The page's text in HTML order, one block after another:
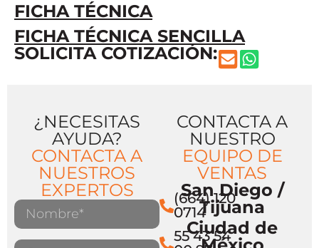
FICHA TÉCNICA
FICHA TÉCNICA SENCILLA
SOLICITA COTIZACIÓN:
¿NECESITAS
AYUDA?
CONTACTA A
NUESTROS
EXPERTOS
CONTACTA A
NUESTRO
EQUIPO DE
VENTAS
San Diego /
Tijuana
(664) 120
0714
Ciudad de
55 43 54